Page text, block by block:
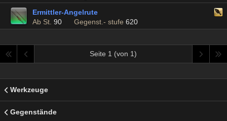
Ermittler-Angelrute
Ab St. 90 Gegenst.- stufe 620
Seite 1 (von 1)
Werkzeuge
Gegenstände